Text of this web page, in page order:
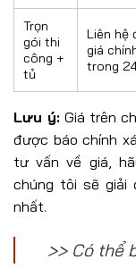
Trọn
gói thi
công +
tủ
Liên hệ
giá
trong
Lưu ý: Giá trên
được báo chính
tư vấn về giá,
chúng tôi sẽ giải
nhất.
>> Có thể